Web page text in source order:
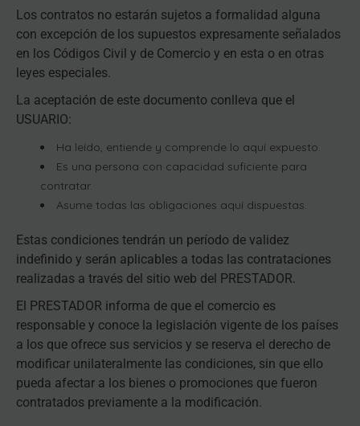
Los contratos no estarán sujetos a formalidad alguna
con excepción de los supuestos expresamente señalados
en los Códigos Civil y de Comercio y en esta o en otras
leyes especiales.
La aceptación de este documento conlleva que el
USUARIO:
Ha leído, entiende y comprende lo aquí expuesto.
Es una persona con capacidad suficiente para
contratar.
Asume todas las obligaciones aquí dispuestas.
Estas condiciones tendrán un período de validez
indefinido y serán aplicables a todas las contrataciones
realizadas a través del sitio web del PRESTADOR.
El PRESTADOR informa de que el comercio es
responsable y conoce la legislación vigente de los países
a los que ofrece sus servicios y se reserva el derecho de
modificar unilateralmente las condiciones, sin que ello
pueda afectar a los bienes o promociones que fueron
contratados previamente a la modificación.